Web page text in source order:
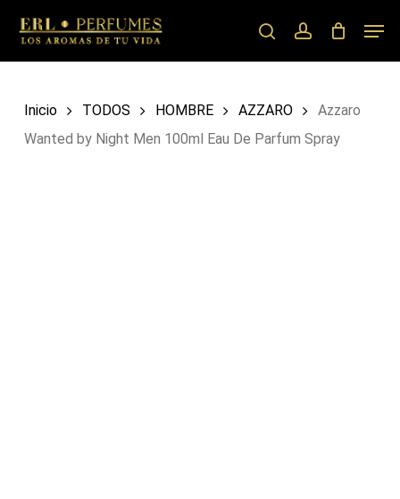
main
searchaccount
Inicio TODOS HOMBRE AZZARO
Azzaro
Wanted by Night Men 100ml Eau De Parfum Spray